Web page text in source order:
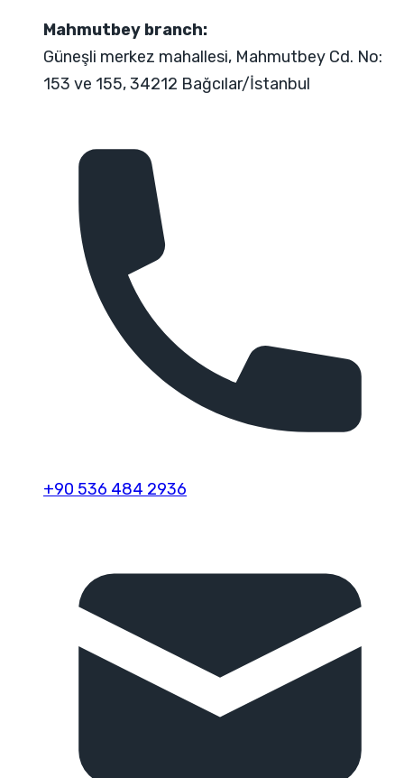
Mahmutbey branch:
Güneşli merkez mahallesi, Mahmutbey Cd. No:
153 ve 155, 34212 Bağcılar/İstanbul
+90 536 484 2936